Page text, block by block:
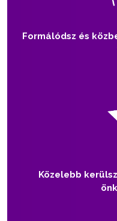
Formálódsz és
Közelebb